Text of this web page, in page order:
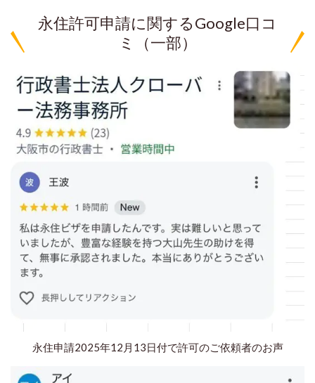
永住許可申請に関するGoogle口コ
ミ（一部）
永住申請2025年12月13日付で許可のご依頼者のお声